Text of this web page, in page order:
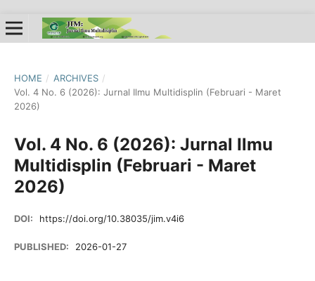
HOME / ARCHIVES /
Vol. 4 No. 6 (2026): Jurnal Ilmu Multidisplin (Februari - Maret
2026)
Vol. 4 No. 6 (2026): Jurnal Ilmu
Multidisplin (Februari - Maret
2026)
DOI: https://doi.org/10.38035/jim.v4i6
PUBLISHED: 2026-01-27